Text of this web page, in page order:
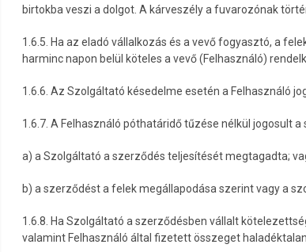
birtokba veszi a dolgot. A kárveszély a fuvarozónak
1.6.5. Ha az eladó vállalkozás és a vevő fogyasztó, a
harminc napon belül köteles a vevő (Felhasználó)
1.6.6. Az Szolgáltató késedelme esetén a Felhasználó
1.6.7. A Felhasználó póthatáridő tűzése nélkül jogosult a
a) a Szolgáltató a szerződés teljesítését megtagadta;
b) a szerződést a felek megállapodása szerint vagy a
1.6.8. Ha Szolgáltató a szerződésben vállalt
valamint Felhasználó által fizetett összeget